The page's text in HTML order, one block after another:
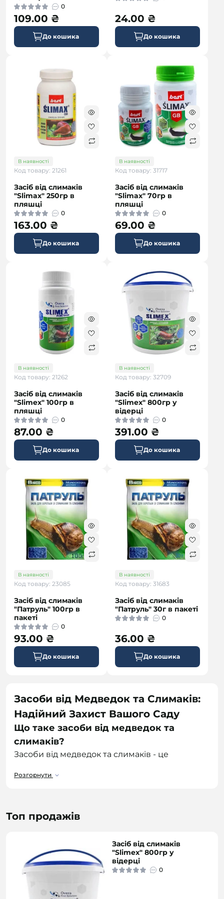
0
109.00 ₴
До кошика
24.00 ₴
До кошика
В наявності
Код товару: 21261
Засіб від слимаків
"Slimax" 250гр в
пляшці
0
163.00 ₴
До кошика
В наявності
Код товару: 31717
Засіб від слимаків
"Slimax" 70гр в
пляшці
0
69.00 ₴
До кошика
В наявності
Код товару: 21262
Засіб від слимаків
"Slimex" 100гр в
пляшці
0
87.00 ₴
До кошика
В наявності
Код товару: 32709
Засіб від слимаків
"Slimex" 800гр у
відерці
0
391.00 ₴
До кошика
В наявності
Код товару: 23085
Засіб від слимаків
"Патруль" 100гр в
пакеті
0
93.00 ₴
До кошика
В наявності
Код товару: 31683
Засіб від слимаків
"Патруль" 30г в пакеті
0
36.00 ₴
До кошика
Засоби від Медведок та Слимаків:
Надійний Захист Вашого Саду
Що таке засоби від медведок та
слимаків?
Засоби від медведок та слимаків - це
боротьби з цими шкідниками, які завдають
рослин та листя, що призводить до зниження
Для чого потрібні засоби від медведок
та слимаків?
Розгорнути
Топ продажів
Засіб від слимаків
"Slimex" 800гр у
відерці
0